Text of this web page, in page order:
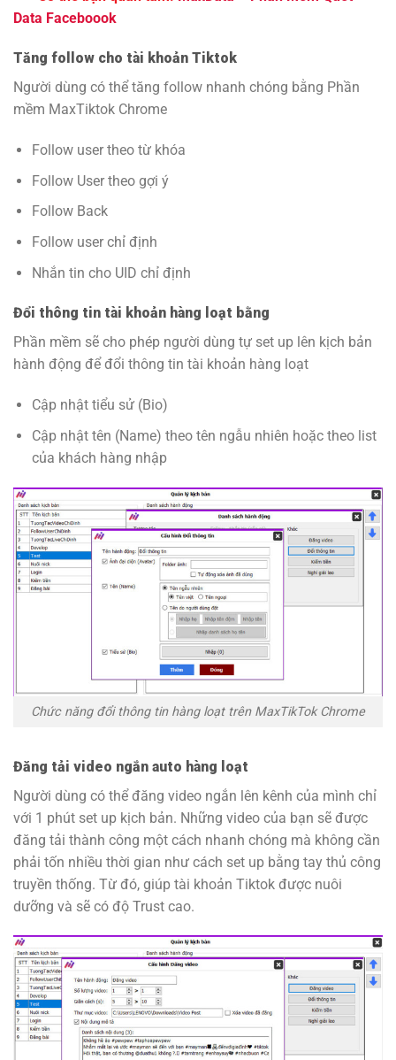
Data Faceboook
Tăng follow cho tài khoản Tiktok
Người dùng có thể tăng follow nhanh chóng bằng Phần
mềm MaxTiktok Chrome
Follow user theo từ khóa
Follow User theo gợi ý
Follow Back
Follow user chỉ định
Nhắn tin cho UID chỉ định
Đổi thông tin tài khoản hàng loạt bằng
Phần mềm sẽ cho phép người dùng tự set up lên kịch bản
hành động để đổi thông tin tài khoản hàng loạt
Cập nhật tiểu sử (Bio)
Cập nhật tên (Name) theo tên ngẫu nhiên hoặc theo list
của khách hàng nhập
Chức năng đổi thông tin hàng loạt trên MaxTikTok Chrome
Đăng tải video ngắn auto hàng loạt
Người dùng có thể đăng video ngắn lên kênh của mình chỉ
với 1 phút set up kịch bản. Những video của bạn sẽ được
đăng tải thành công một cách nhanh chóng mà không cần
phải tốn nhiều thời gian như cách set up bằng tay thủ công
truyền thống. Từ đó, giúp tài khoản Tiktok được nuôi
dưỡng và sẽ có độ Trust cao.